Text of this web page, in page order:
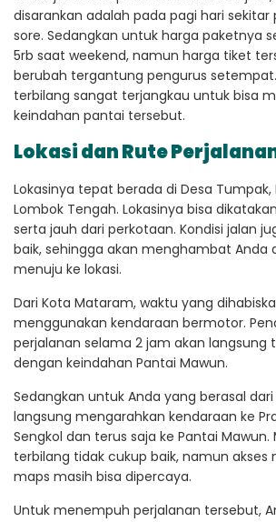
disarankan adalah pada pagi hari sekitar
sore. Sedangkan untuk harga paketnya
5rb saat weekend, namun harga tiket
berubah tergantung pengurus
terbilang sangat terjangkau untuk bisa
keindahan pantai tersebut.
Lokasi dan Rute
Lokasinya tepat berada di Desa Tumpak,
Lombok Tengah. Lokasinya bisa
serta jauh dari perkotaan. Kondisi jalan
baik, sehingga akan menghambat Anda
menuju ke lokasi.
Dari Kota Mataram, waktu yang
menggunakan kendaraan bermotor.
perjalanan selama 2 jam akan langsung
dengan keindahan Pantai Mawun.
Sedangkan untuk Anda yang berasal
langsung mengarahkan kendaraan ke
Sengkol dan terus saja ke Pantai Mawun.
terbilang tidak cukup baik, namun akses
maps masih bisa dipercaya.
Untuk menempuh perjalanan tersebut,